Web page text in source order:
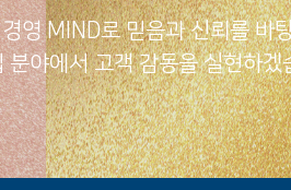
영 MIND로 믿음과 신뢰를 바
야에서 고객 감동을 실현하겠